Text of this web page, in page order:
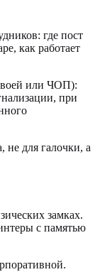
где пост
как работает
или ЧОП):
при
не для галочки, а
замках.
с памятью